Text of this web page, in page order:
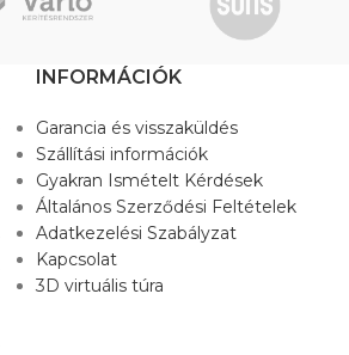
INFORMÁCIÓK
Garancia és visszaküldés
Szállítási információk
Gyakran Ismételt Kérdések
Általános Szerződési Feltételek
Adatkezelési Szabályzat
Kapcsolat
3D virtuális túra